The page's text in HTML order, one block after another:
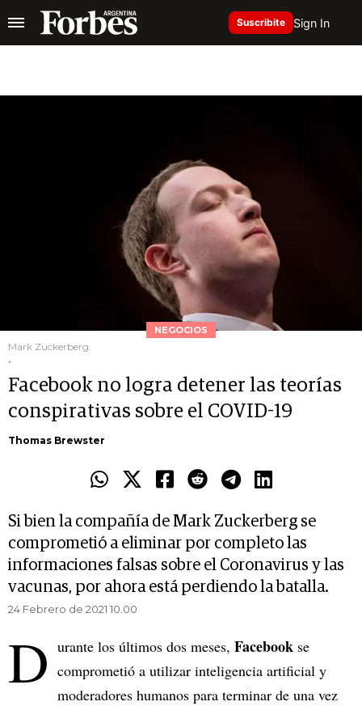
Suscribite Sign In
NEGOCIOS
Mark Zuckerberg.
.
Facebook no logra detener las teorías
conspirativas sobre el COVID-19
Thomas Brewster
Si bien la compañía de Mark Zuckerberg se
comprometió a eliminar por completo las
informaciones falsas sobre el Coronavirus y las
vacunas, por ahora está perdiendo la batalla.
24 Febrero de 2021 10.00
D urante los últimos dos meses, Facebook se
comprometió a utilizar inteligencia artificial y
moderadores humanos para terminar de una vez